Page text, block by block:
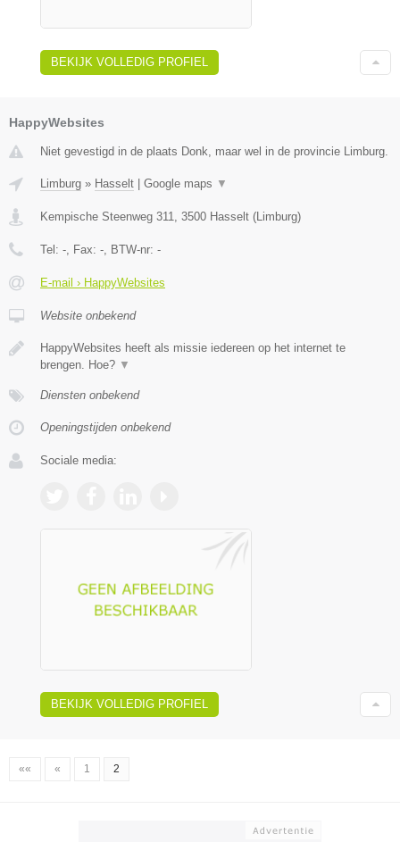
BEKIJK VOLLEDIG PROFIEL
HappyWebsites
Niet gevestigd in de plaats Donk, maar wel in de provincie Limburg.
Limburg » Hasselt Google maps ▼
Kempische Steenweg 311 3500 Hasselt ( Limburg)
Tel: - , Fax: - , BTW-nr: -
E-mail › HappyWebsites
Website onbekend
HappyWebsites heeft als missie iedereen op het internet te
brengen. Hoe? ▼
Diensten onbekend
Openingstijden onbekend
Sociale media:
BEKIJK VOLLEDIG PROFIEL
«« « 1 2